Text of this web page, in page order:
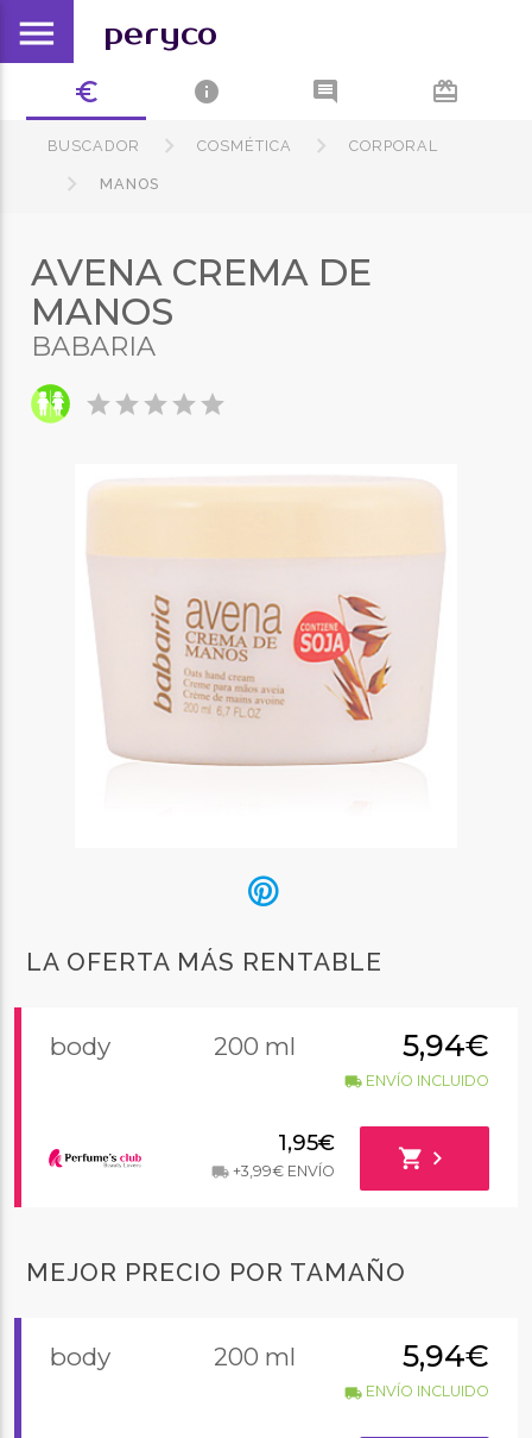
menu peryco
euro_symbol info comment card_giftcard
BUSCADOR COSMÉTICA CORPORAL
MANOS
AVENA CREMA DE
MANOS
BABARIA
starstarstarstarstar
LA OFERTA MÁS RENTABLE
body 200 ml 5,94€
local_shippingENVÍO INCLUIDO
1,95€
local_shipping+3,99€ ENVÍO shopping_cart chevron_right
MEJOR PRECIO POR TAMAÑO
body 200 ml 5,94€
local_shippingENVÍO INCLUIDO